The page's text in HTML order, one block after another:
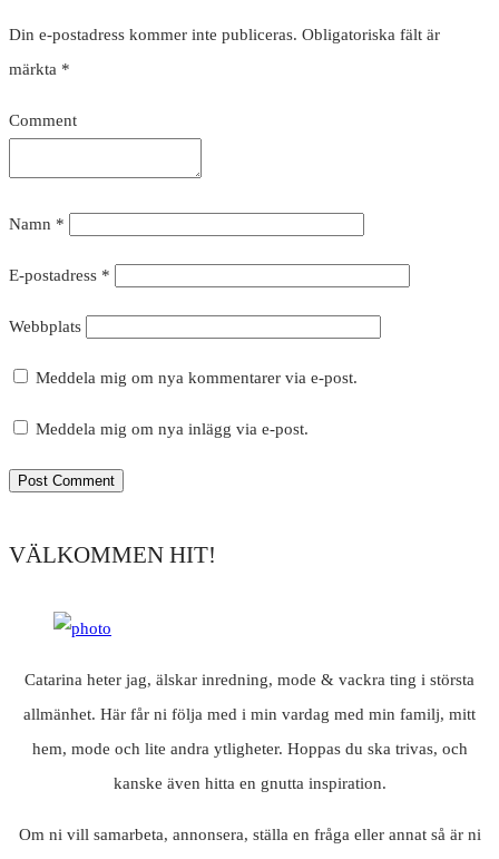
Din e-postadress kommer inte publiceras. Obligatoriska fält är
märkta *
Comment
Namn *
E-postadress *
Webbplats
Meddela mig om nya kommentarer via e-post.
Meddela mig om nya inlägg via e-post.
VÄLKOMMEN HIT!
Catarina heter jag, älskar inredning, mode & vackra ting i största
allmänhet. Här får ni följa med i min vardag med min familj, mitt
hem, mode och lite andra ytligheter. Hoppas du ska trivas, och
kanske även hitta en gnutta inspiration.
Om ni vill samarbeta, annonsera, ställa en fråga eller annat så är ni